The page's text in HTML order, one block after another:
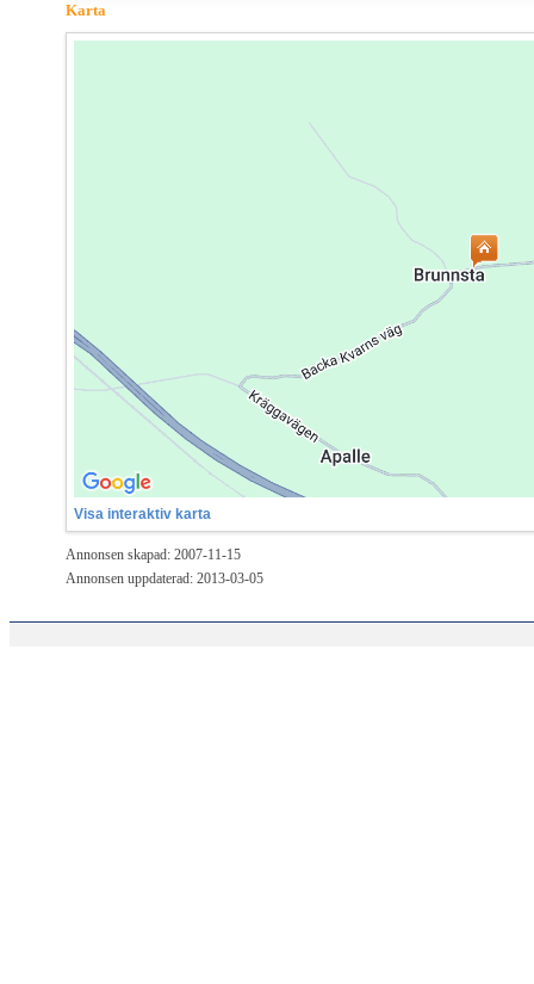
Karta
Visa interaktiv karta
Annonsen skapad: 2007-11-15
Annonsen uppdaterad: 2013-03-05